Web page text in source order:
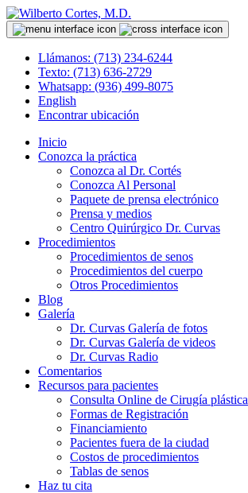
Llámanos: (713) 234-6244
Texto: (713) 636-2729
Whatsapp: (936) 499-8075
English
Encontrar ubicación
Inicio
Conozca la práctica
Conozca al Dr. Cortés
Conozca Al Personal
Paquete de prensa electrónico
Prensa y medios
Centro Quirúrgico Dr. Curvas
Procedimientos
Procedimientos de senos
Procedimientos del cuerpo
Otros Procedimientos
Blog
Galería
Dr. Curvas Galería de fotos
Dr. Curvas Galería de videos
Dr. Curvas Radio
Comentarios
Recursos para pacientes
Consulta Online de Cirugía plástica
Formas de Registración
Financiamiento
Pacientes fuera de la ciudad
Costos de procedimientos
Tablas de senos
Haz tu cita